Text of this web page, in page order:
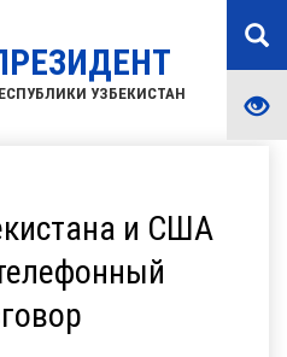
УЗБЕКИСТАН
и США